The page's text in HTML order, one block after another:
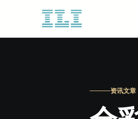
资讯文章